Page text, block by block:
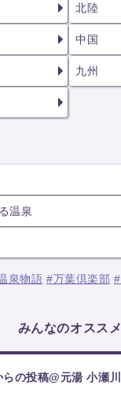
北陸
中国
九州
温泉
泉物語 #万葉倶楽部
みんなのオススメ
らの投稿@元湯 小瀬